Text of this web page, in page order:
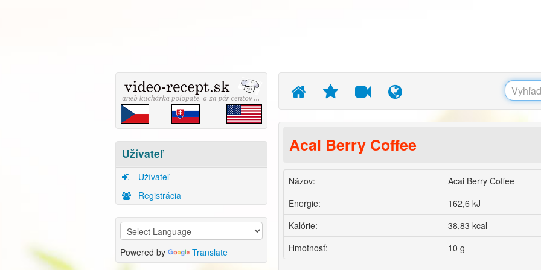
Užívateľ
Užívateľ
Registrácia
Powered by Translate
Acai Berry Coffee
Názov:
Acai Berry Coffee
Energie:
162,6 kJ
Kalórie:
38,83 kcal
Hmotnosť:
10 g